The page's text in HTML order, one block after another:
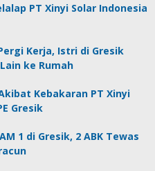
PT Xinyi Solar Indonesia
Kerja, Istri di Gresik
ke Rumah
Kebakaran PT Xinyi
Gresik
1 di Gresik, 2 ABK Tewas